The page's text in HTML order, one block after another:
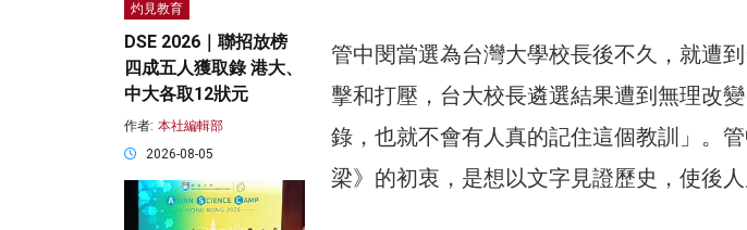
管中閔當選為台灣大學校長後不久，就遭
擊和打壓，台大校長遴選結果遭到無理改
錄，也就不會有人真的記住這個教訓」。
梁》的初衷，是想以文字見證歷史，使後
灼見教育
DSE 2026｜聯招放榜
四成五人獲取錄 港大、
中大各取12狀元
作者: 本社編輯部
2026-08-05